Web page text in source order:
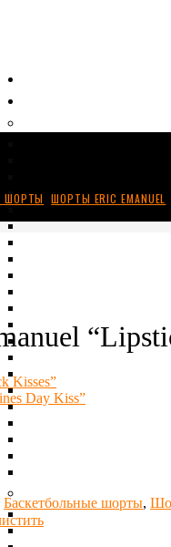
ШОРТЫ ,ШОРТЫ ERIC EMANUEL
Kisses”
Day Kiss”
Баскетбольные шорты,